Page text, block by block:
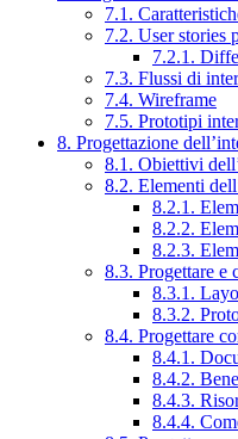
7.1.
7.2. User stories
7.2.1.
7.3. Flussi di
7.4. Wireframe
7.5. Prototipi
8. Progettazione
8.1. Obiettivi
8.2. Elementi
8.2.1.
8.2.2.
8.2.3.
8.3. Progettare e
8.3.1.
8.3.2.
8.4. Progettare
8.4.1.
8.4.2.
8.4.3.
8.4.4.